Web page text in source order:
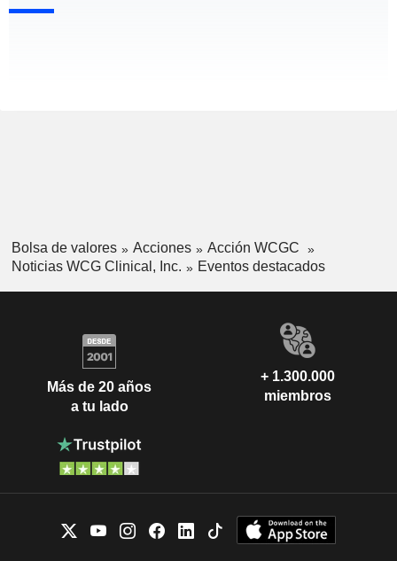
Bolsa de valores Acciones
Acción WCGC
Noticias WCG Clinical, Inc.
Eventos destacados
Más de 20 años
a tu lado
+ 1.300.000
miembros